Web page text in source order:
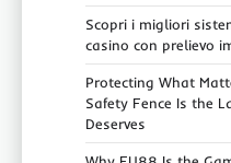
Scopri i migliori
casino con prelievo
Protecting What
Safety Fence Is the
Deserves